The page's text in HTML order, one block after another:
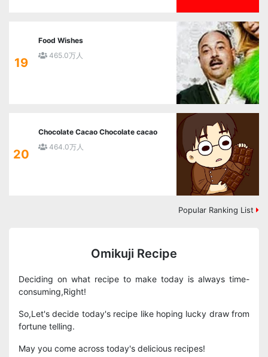
19
Food Wishes
465.0万人
20
Chocolate Cacao Chocolate cacao
464.0万人
Popular Ranking List
Omikuji Recipe
Deciding on what recipe to make today is always time-
consuming,Right!
So,Let's decide today's recipe like hoping lucky draw from
fortune telling.
May you come across today's delicious recipes!